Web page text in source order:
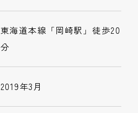
東海道本線「岡崎駅」徒歩20
分
2019年3月